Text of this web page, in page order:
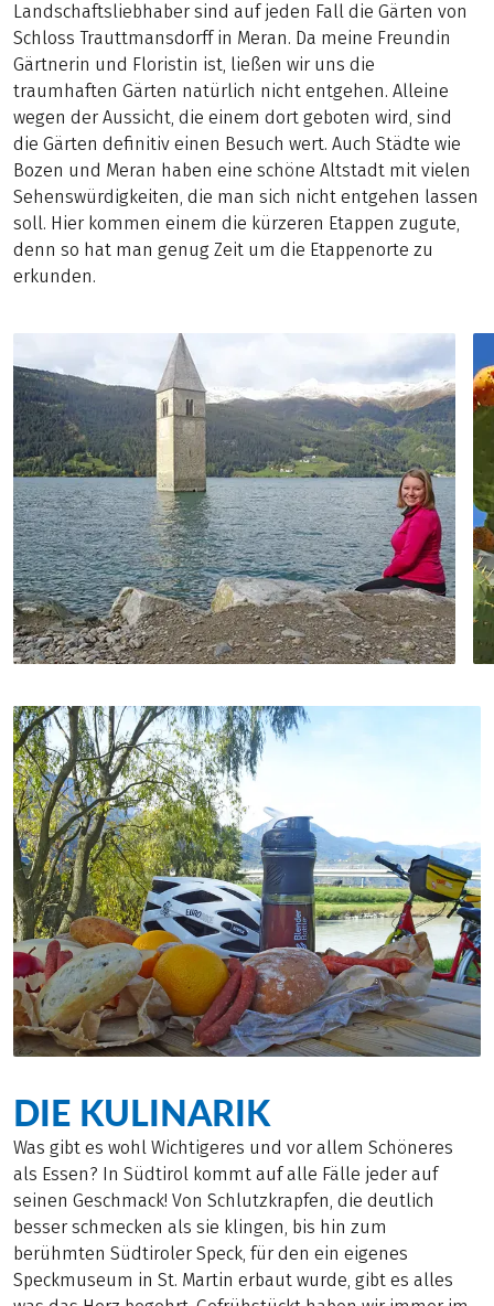
Landschaftsliebhaber sind auf jeden Fall die Gärten von
Schloss Trauttmansdorff in Meran. Da meine Freundin
Gärtnerin und Floristin ist, ließen wir uns die
traumhaften Gärten natürlich nicht entgehen. Alleine
wegen der Aussicht, die einem dort geboten wird, sind
die Gärten definitiv einen Besuch wert. Auch Städte wie
Bozen und Meran haben eine schöne Altstadt mit vielen
Sehenswürdigkeiten, die man sich nicht entgehen lassen
soll. Hier kommen einem die kürzeren Etappen zugute,
denn so hat man genug Zeit um die Etappenorte zu
erkunden.
DIE KULINARIK
Was gibt es wohl Wichtigeres und vor allem Schöneres
als Essen? In Südtirol kommt auf alle Fälle jeder auf
seinen Geschmack! Von Schlutzkrapfen, die deutlich
besser schmecken als sie klingen, bis hin zum
berühmten Südtiroler Speck, für den ein eigenes
Speckmuseum in St. Martin erbaut wurde, gibt es alles